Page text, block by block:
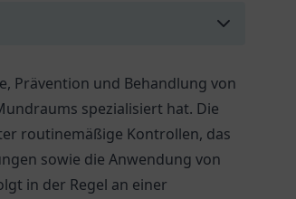
Prävention und Behandlung von
spezialisiert hat. Die
routinemäßige Kontrollen, das
sowie die Anwendung von
in der Regel an einer